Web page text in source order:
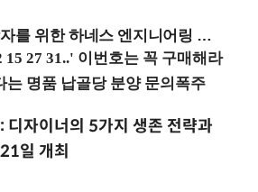
네스 엔지니어링 입문과정 (8/20 신논현역)
자이너의 5가지 생존 전략과
일 개최